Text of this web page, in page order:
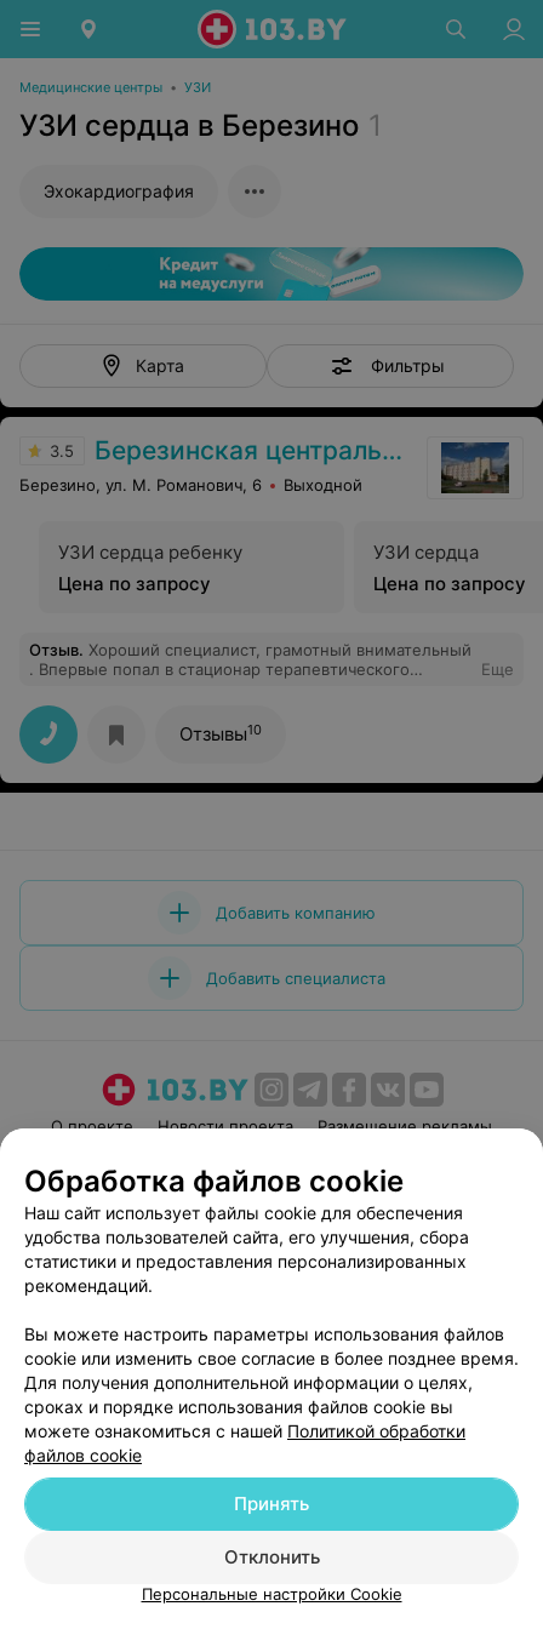
Медицинские центры • УЗИ
УЗИ сердца в Березино 1
Эхокардиография
Карта Фильтры
3.5 Березинская центральная районная больница
Березино, ул. М. Романович, 6 Выходной
УЗИ сердца ребенку
Цена по запросу
УЗИ сердца
Цена по запросу
Отзыв. Хороший специалист, грамотный внимательный
. Впервые попал в стационар терапевтического
работе, отношению, пройдя курс лечения в стационаре
я себя почувствовал на лет 10 моложе. И обследовали
и пролечили . Пролечили не только то с чем
положили, но и другие моменты. Видно что Диана
Сергеевна с душой относится к своей работе.
Еще
Отзывы10
Добавить компанию
Добавить специалиста
О проекте Новости проекта
Размещение рекламы
Пользовательское соглашение
Способы оплаты
Вакансии
Партнеры
Написать руководителю 103.by
Персональные настройки cookie
Обработка персональных данных
© 2026 ООО «Артокс Лаб», УНП 191700409| 220012, Республика Беларусь,
г. Минск, улица Толбухина, 2, пом. 16 | help@103.by
Служба поддержки +375 291212755
Обработка файлов cookie
Наш сайт использует файлы cookie для обеспечения
удобства пользователей сайта, его улучшения, сбора
статистики и предоставления персонализированных
рекомендаций.
Вы можете настроить параметры использования файлов
cookie или изменить свое согласие в более позднее время.
Для получения дополнительной информации о целях,
сроках и порядке использования файлов cookie вы
можете ознакомиться с нашей Политикой обработки
файлов cookie
Отклонить
Принять
Персональные настройки Cookie